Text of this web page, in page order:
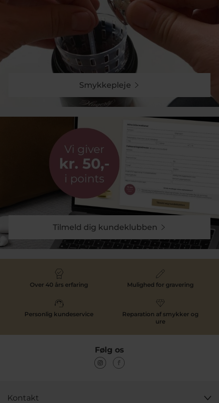
Smykkepleje
Tilmeld dig kundeklubben
Over 40 års erfaring Mulighed for gravering
Personlig kundeservice
Reparation af smykker og
ure
Følg os
Kontakt